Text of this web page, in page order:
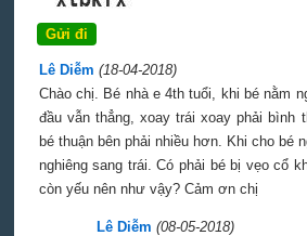
Lê Diễm (18-04-2018)
Chào chị. Bé nhà e 4th tuổi, khi bé nằm
đầu vẫn thẳng, xoay trái xoay phải bình
bé thuận bên phải nhiều hơn. Khi cho bé
nghiêng sang trái. Có phải bé bị vẹo cổ
còn yếu nên như vậy? Cảm ơn chị
Lê Diễm (08-05-2018)